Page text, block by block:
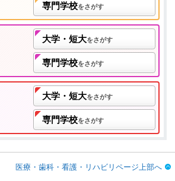
専門学校をさがす
大学・短大をさがす
専門学校をさがす
大学・短大をさがす
専門学校をさがす
医療・歯科・看護・リハビリページ上部へ